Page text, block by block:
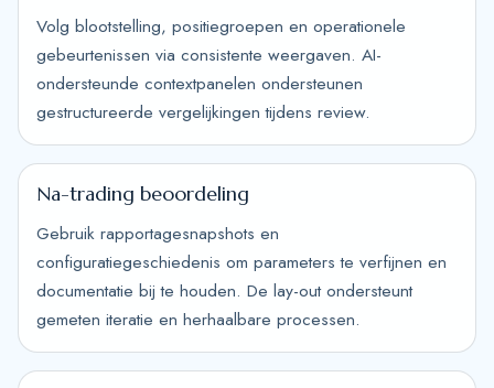
Volg blootstelling, positiegroepen en operationele
gebeurtenissen via consistente weergaven. AI-
ondersteunde contextpanelen ondersteunen
gestructureerde vergelijkingen tijdens review.
Na-trading beoordeling
Gebruik rapportagesnapshots en
configuratiegeschiedenis om parameters te verfijnen en
documentatie bij te houden. De lay-out ondersteunt
gemeten iteratie en herhaalbare processen.